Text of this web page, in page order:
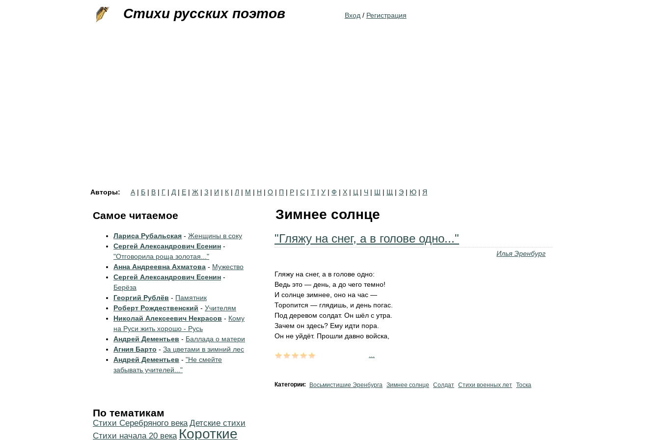
Стихи русских поэтов Вход / Регистрация
Авторы: А | Б | В | Г | Д | Е | Ж | З | И | К | Л | М | Н | О | П | Р | С | Т | У | Ф | Х | Ц | Ч | Ш | Щ | Э | Ю | Я
Зимнее солнце
"Гляжу на снег, а в голове одно..."
Илья Эренбург
Гляжу на снег, а в голове одно:
Ведь это — день, а до чего темно!
И солнце зимнее, оно на час —
Торопится — глядишь, и день погас.
Под деревом солдат. Он шёл с утра.
Зачем он здесь? Ему идти пора.
Он не уйдёт. Прошли давно войска,
Категории: Восьмистишие Эренбурга Зимнее солнце Солдат Стихи военных лет Тоска
Самое читаемое
Лариса Рубальская - Женщины в соку
Сергей Александрович Есенин -
"Отговорила роща золотая..."
Анна Андреевна Ахматова - Мужество
Сергей Александрович Есенин -
Берёза
Георгий Рублёв - Памятник
Роберт Рождественский - Учителям
Николай Алексеевич Некрасов - Кому
на Руси жить хорошо - Русь
Андрей Дементьев - Баллада о матери
Агния Барто - За цветами в зимний лес
Андрей Дементьев - "Не смейте
забывать учителей..."
По тематикам
Cтихи Серебряного века Детские стихи
Cтихи начала 20 века Короткие